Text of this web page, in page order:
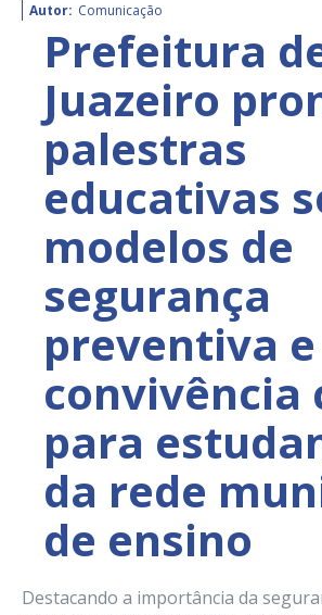
Autor: Comunicação
Prefeitura
Juazeiro
palestras
educativas
modelos de
segurança
preventiva e
convivência
para
da rede
de ensino
Destacando a importância da